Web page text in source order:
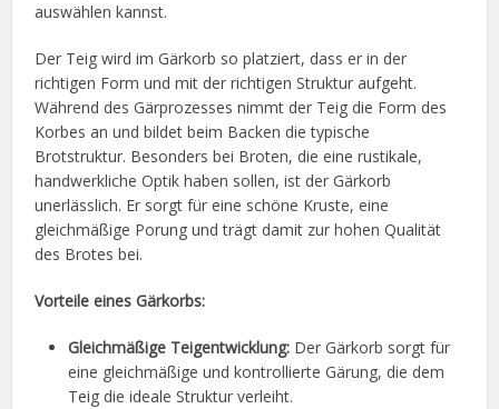
auswählen kannst.
Der Teig wird im Gärkorb so platziert, dass er in der
richtigen Form und mit der richtigen Struktur aufgeht.
Während des Gärprozesses nimmt der Teig die Form des
Korbes an und bildet beim Backen die typische
Brotstruktur. Besonders bei Broten, die eine rustikale,
handwerkliche Optik haben sollen, ist der Gärkorb
unerlässlich. Er sorgt für eine schöne Kruste, eine
gleichmäßige Porung und trägt damit zur hohen Qualität
des Brotes bei.
Vorteile eines Gärkorbs:
Gleichmäßige Teigentwicklung: Der Gärkorb sorgt für
eine gleichmäßige und kontrollierte Gärung, die dem
Teig die ideale Struktur verleiht.